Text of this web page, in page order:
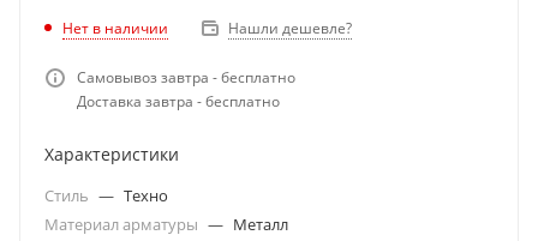
Нет в наличии Нашли дешевле?
Самовывоз завтра - бесплатно
Доставка завтра - бесплатно
Характеристики
Стиль — Техно
Материал арматуры — Металл